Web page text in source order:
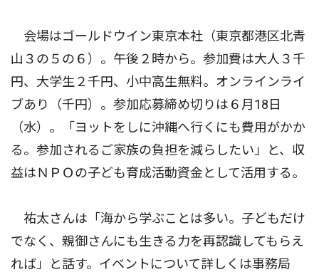
会場はゴールドウイン東京本社（東京都港区北青
山３の５の６）。午後２時から。参加費は大人３千
円、大学生２千円、小中高生無料。オンラインライ
ブあり（千円）。参加応募締め切りは６月18日
（水）。「ヨットをしに沖縄へ行くにも費用がかか
る。参加されるご家族の負担を減らしたい」と、収
益はＮＰＯの子ども育成活動資金として活用する。
祐太さんは「海から学ぶことは多い。子どもだけ
でなく、親御さんにも生きる力を再認識してもらえ
れば」と話す。イベントについて詳しくは事務局